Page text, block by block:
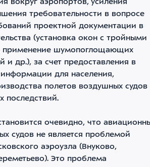
вокруг аэропортов, усиления
требовательности в вопросе
проектной документации в
(установка окон с тройными
применение шумопоглощающих
и др.), за счет предоставления в
для населения,
полетов воздушных судов
последствий.
очевидно, что
судов не является проблемой
аэроузла (Внуково,
Это проблема